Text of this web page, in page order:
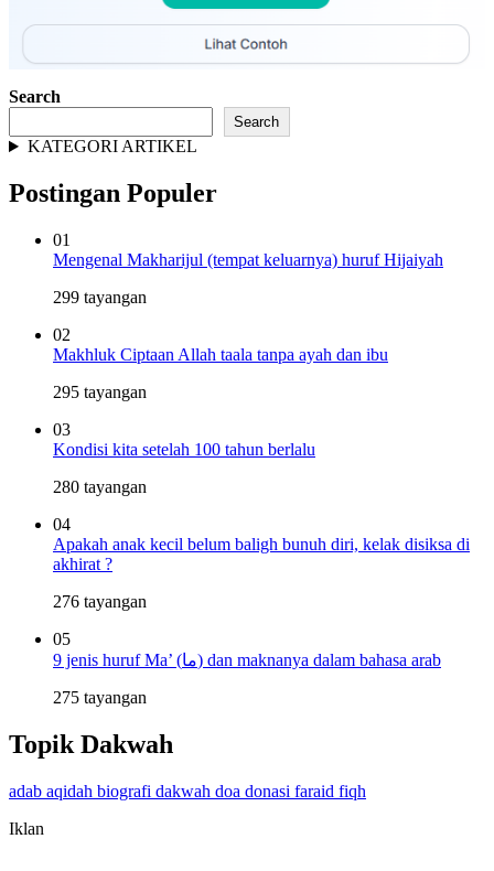
Search
Search
KATEGORI ARTIKEL
Postingan Populer
01
Mengenal Makharijul (tempat keluarnya) huruf Hijaiyah
299 tayangan
02
Makhluk Ciptaan Allah taala tanpa ayah dan ibu
295 tayangan
03
Kondisi kita setelah 100 tahun berlalu
280 tayangan
04
Apakah anak kecil belum baligh bunuh diri, kelak disiksa di
akhirat ?
276 tayangan
05
9 jenis huruf Ma’ (ما) dan maknanya dalam bahasa arab
275 tayangan
Topik Dakwah
adab aqidah biografi dakwah doa donasi faraid fiqh
Iklan